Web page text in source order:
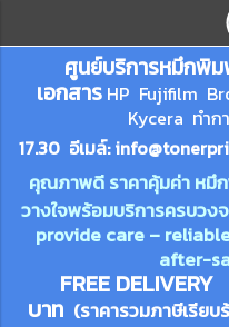
ศูนย์บริการหมึกพิ
เอกสาร HP Fujifilm
Kycera ทำก
17.30 อีเมล์:
คุณภาพดี ราคาคุ้มค่า หมึ
วางใจพร้อมบริการครบวง
provide care –
after-
FREE
บาท (ราคารวมภาษีเรีย